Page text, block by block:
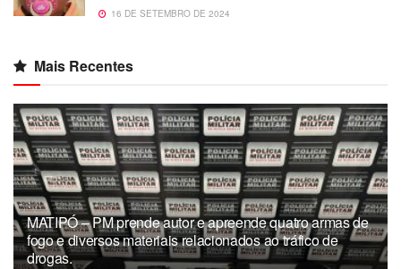
16 DE SETEMBRO DE 2024
Mais Recentes
MATIPÓ – PM prende autor e apreende quatro armas de
fogo e diversos materiais relacionados ao tráfico de
drogas.